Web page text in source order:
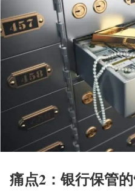
痛点2：银行保管